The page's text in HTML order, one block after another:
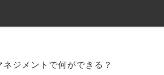
ジメントで何ができる？